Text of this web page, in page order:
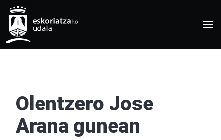
Olentzero Jose
Arana gunean